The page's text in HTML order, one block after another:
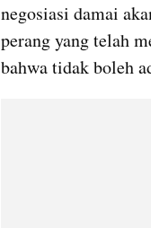
negosiasi damai
perang yang telah
bahwa tidak boleh